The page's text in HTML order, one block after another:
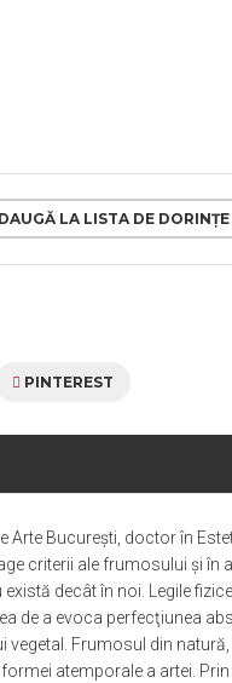
LA LISTA DE DORINȚE
PINTEREST
București, doctor în
criterii ale frumosului şi în
decât în noi. Legile
de a evoca perfecţiunea
Frumosul din
atemporale a artei.